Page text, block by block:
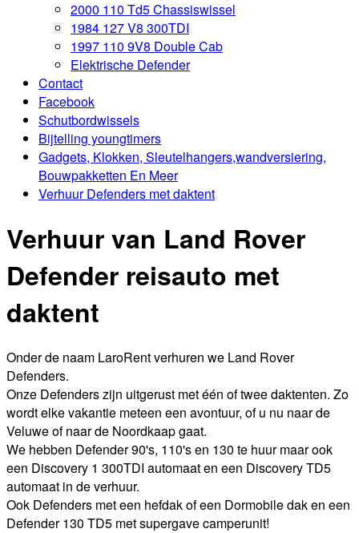
2000 110 Td5 Chassiswissel
1984 127 V8 300TDI
1997 110 9V8 Double Cab
Elektrische Defender
Contact
Facebook
Schutbordwissels
Bijtelling youngtimers
Gadgets, Klokken, Sleutelhangers,wandversiering,
Bouwpakketten En Meer
Verhuur Defenders met daktent
Verhuur van Land Rover
Defender reisauto met
daktent
Onder de naam LaroRent verhuren we Land Rover
Defenders.
Onze Defenders zijn uitgerust met één of twee daktenten. Zo
wordt elke vakantie meteen een avontuur, of u nu naar de
Veluwe of naar de Noordkaap gaat.
We hebben Defender 90's, 110's en 130 te huur maar ook
een Discovery 1 300TDI automaat en een Discovery TD5
automaat in de verhuur.
Ook Defenders met een hefdak of een Dormobile dak en een
Defender 130 TD5 met supergave camperunit!